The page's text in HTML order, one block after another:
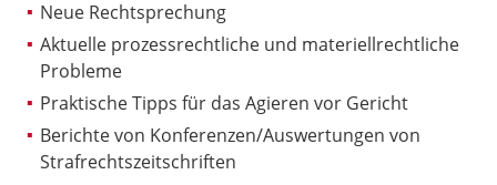
Neue Rechtsprechung
Aktuelle prozessrechtliche und materiellrechtliche
Probleme
Praktische Tipps für das Agieren vor Gericht
Berichte von Konferenzen/Auswertungen von
Strafrechtszeitschriften